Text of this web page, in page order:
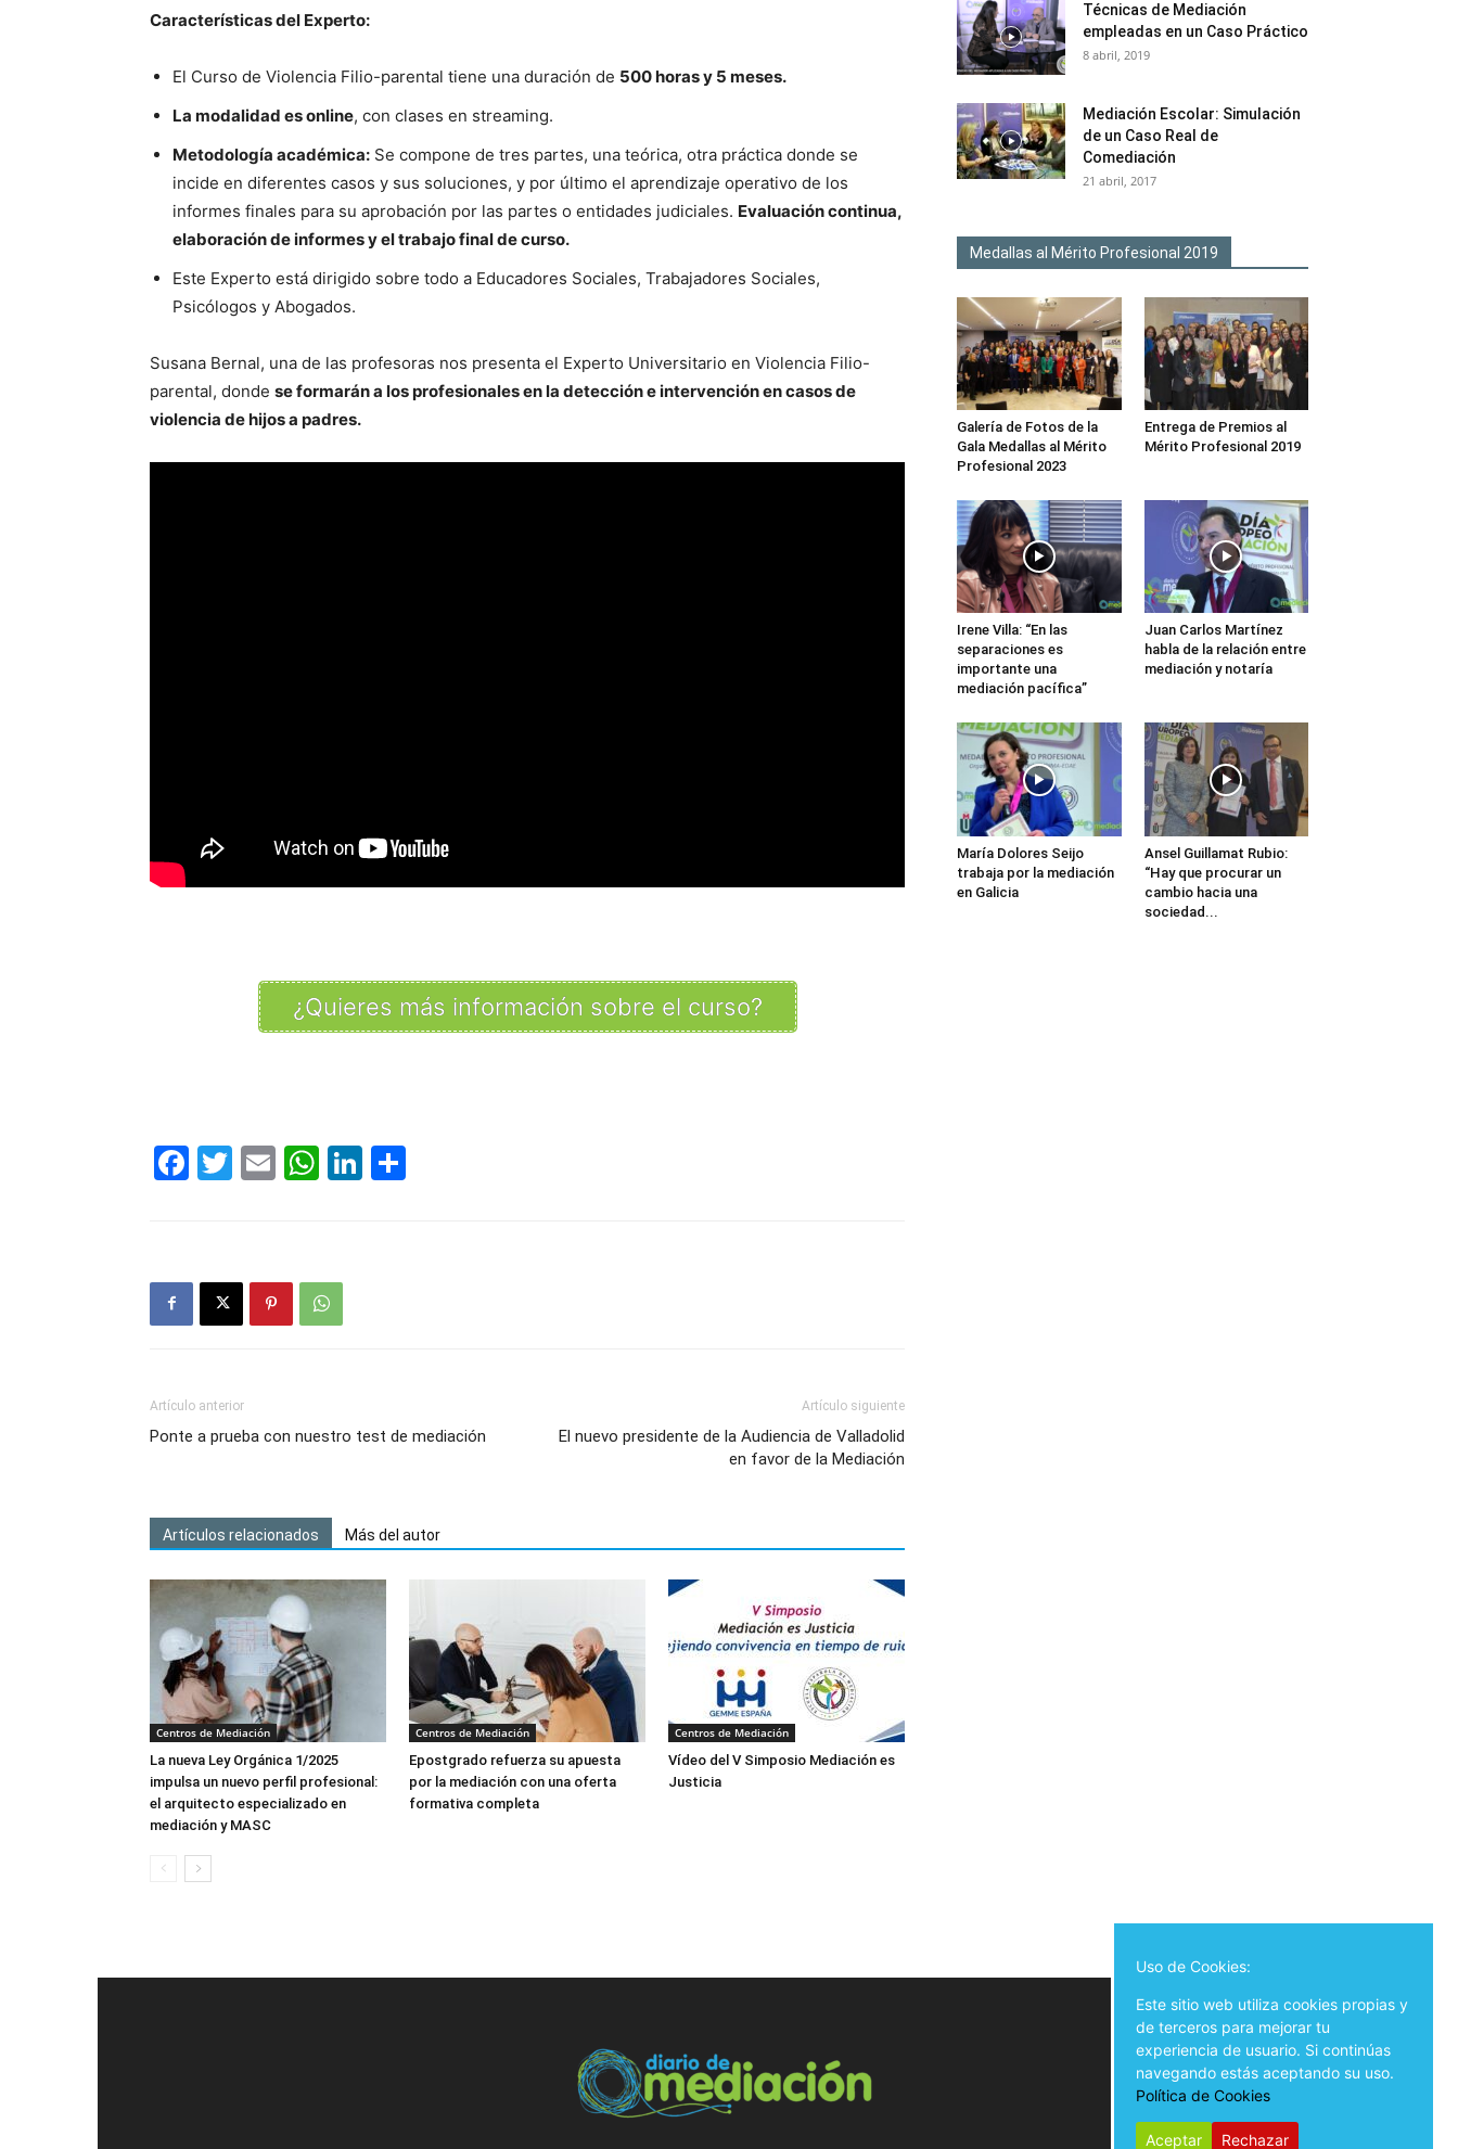
Características del Experto:
El Curso de Violencia Filio-parental tiene una duración de 500 horas y 5 meses.
La modalidad es online, con clases en streaming.
Metodología académica: Se compone de tres partes, una teórica, otra práctica donde se
incide en diferentes casos y sus soluciones, y por último el aprendizaje operativo de los
informes finales para su aprobación por las partes o entidades judiciales. Evaluación continua,
elaboración de informes y el trabajo final de curso.
Este Experto está dirigido sobre todo a Educadores Sociales, Trabajadores Sociales,
Psicólogos y Abogados.
Susana Bernal, una de las profesoras nos presenta el Experto Universitario en Violencia Filio-
parental, donde se formarán a los profesionales en la detección e intervención en casos de
violencia de hijos a padres.
¿Quieres más información sobre el curso?
Facebook
Twitter
EmailWhatsApp
LinkedIn
Artículo anterior
Ponte a prueba con nuestro test de mediación
Artículo siguiente
El nuevo presidente de la Audiencia de Valladolid
en favor de la Mediación
Artículos relacionados Más del autor
Centros de Mediación
La nueva Ley Orgánica 1/2025
impulsa un nuevo perfil profesional:
el arquitecto especializado en
mediación y MASC
Centros de Mediación
Epostgrado refuerza su apuesta
por la mediación con una oferta
formativa completa
Centros de Mediación
Vídeo del V Simposio Mediación es
Justicia
Técnicas de Mediación
empleadas en un Caso Práctico
8 abril, 2019
Mediación Escolar: Simulación
de un Caso Real de
Comediación
21 abril, 2017
Medallas al Mérito Profesional 2019
Galería de Fotos de la
Gala Medallas al Mérito
Profesional 2023
Entrega de Premios al
Mérito Profesional 2019
Irene Villa: “En las
separaciones es
importante una
mediación pacífica”
Juan Carlos Martínez
habla de la relación entre
mediación y notaría
María Dolores Seijo
trabaja por la mediación
en Galicia
Ansel Guillamat Rubio:
“Hay que procurar un
cambio hacia una
sociedad...
Uso de Cookies:
Este sitio web utiliza cookies propias y
de terceros para mejorar tu
experiencia de usuario. Si continúas
navegando estás aceptando su uso.
Política de Cookies
Aceptar Rechazar